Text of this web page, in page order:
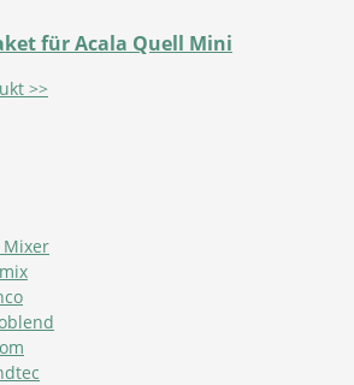
für Acala Quell Mini
>>
Mixer